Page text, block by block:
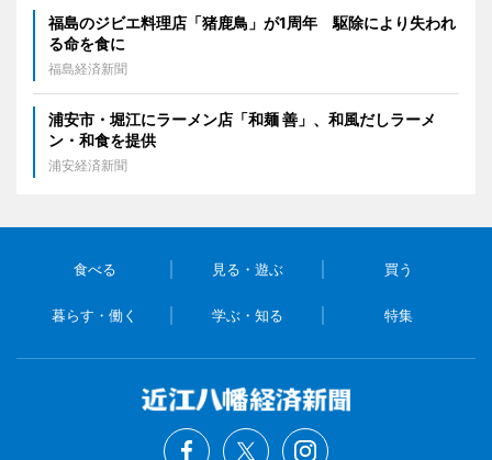
福島のジビエ料理店「猪鹿鳥」が1周年 駆除により失われ
る命を食に
福島経済新聞
浦安市・堀江にラーメン店「和麺 善」、和風だしラーメ
ン・和食を提供
浦安経済新聞
食べる 見る・遊ぶ 買う
暮らす・働く 学ぶ・知る 特集